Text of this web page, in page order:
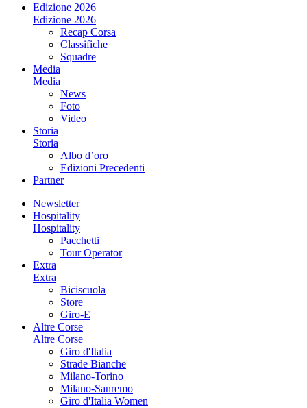
Edizione 2026
Edizione 2026
Recap Corsa
Classifiche
Squadre
Media
Media
News
Foto
Video
Storia
Storia
Albo d’oro
Edizioni Precedenti
Partner
Newsletter
Hospitality
Hospitality
Pacchetti
Tour Operator
Extra
Extra
Biciscuola
Store
Giro-E
Altre Corse
Altre Corse
Giro d'Italia
Strade Bianche
Milano-Torino
Milano-Sanremo
Giro d'Italia Women